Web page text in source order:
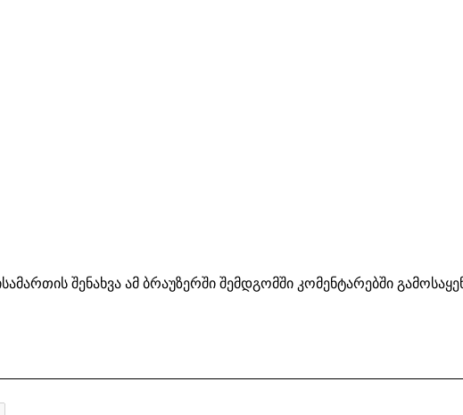
შენახვა ამ ბრაუზერში შემდგომში კომენტარებში